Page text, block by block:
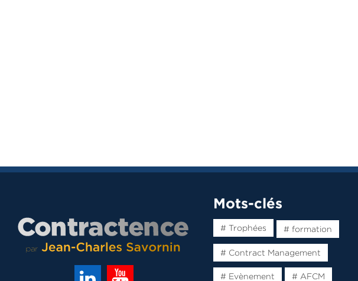
Mots-clés
# Trophées # formation
# Contract Management
# Evènement # AFCM